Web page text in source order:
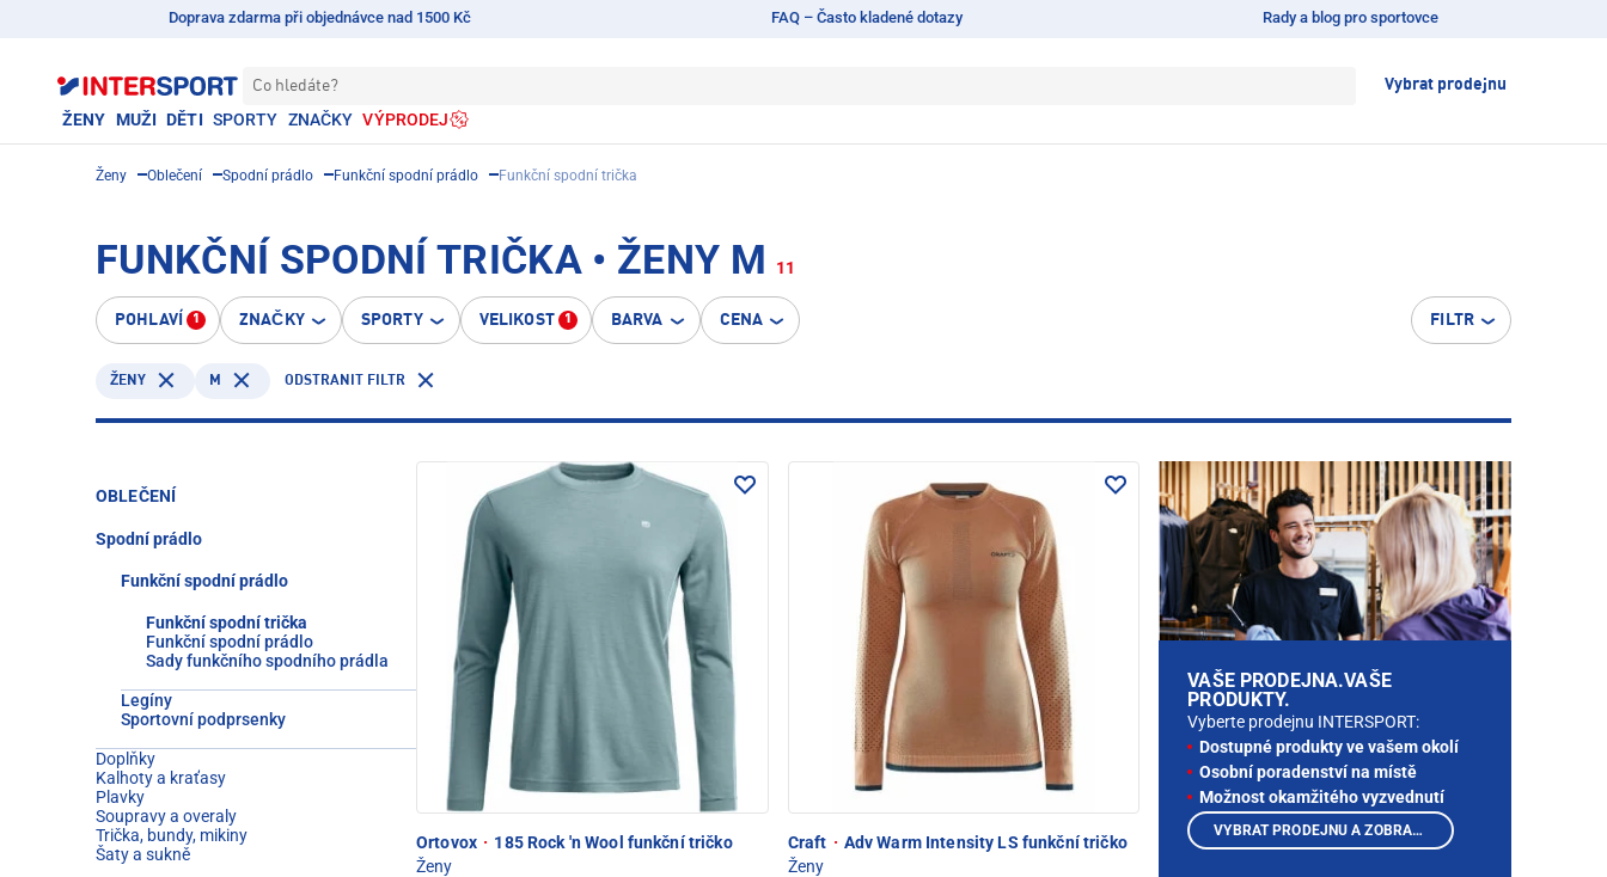
Doprava zdarma při objednávce nad 1500 Kč FAQ – Často kladené dotazy Rady a blog pro sportovce
Co hledáte? Vybrat prodejnu
ŽENY MUŽI DĚTI SPORTY ZNAČKY VÝPRODEJ
Ženy Oblečení Spodní prádlo Funkční spodní prádlo Funkční spodní trička
FUNKČNÍ SPODNÍ TRIČKA • ŽENY M 11
POHLAVÍ 1 ZNAČKY SPORTY VELIKOST 1 BARVA CENA FILTR
ŽENY M ODSTRANIT FILTR
OBLEČENÍ
Spodní prádlo
Funkční spodní prádlo
Funkční spodní trička
Funkční spodní prádlo
Sady funkčního spodního prádla
Legíny
Sportovní podprsenky
Doplňky
Kalhoty a kraťasy
Plavky
Soupravy a overaly
Trička, bundy, mikiny
Šaty a sukně
Ortovox · 185 Rock 'n Wool funkční tričko
Ženy
Craft · Adv Warm Intensity LS funkční tričko
Ženy
VAŠE PRODEJNA.VAŠE
PRODUKTY.
Vyberte prodejnu INTERSPORT:
Dostupné produkty ve vašem okolí
Osobní poradenství na místě
Možnost okamžitého vyzvednutí
VYBRAT PRODEJNU A ZOBRAZIT PRODUKTY